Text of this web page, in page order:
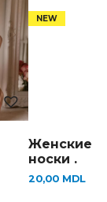
Женские
носки .
20,00 MDL